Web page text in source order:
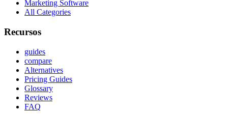
Marketing Software
All Categories
Recursos
guides
compare
Alternatives
Pricing Guides
Glossary
Reviews
FAQ